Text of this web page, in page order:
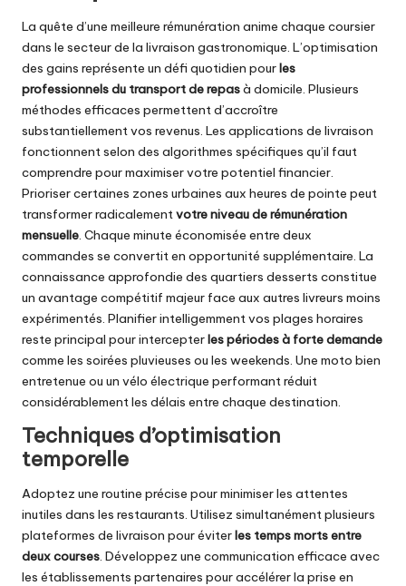
La quête d’une meilleure rémunération anime chaque coursier
dans le secteur de la livraison gastronomique. L’optimisation
des gains représente un défi quotidien pourles
professionnels du transport de repasà domicile. Plusieurs
méthodes efficaces permettent d’accroître
substantiellement vos revenus. Les applications de livraison
fonctionnent selon des algorithmes spécifiques qu’il faut
comprendre pour maximiser votre potentiel financier.
Prioriser certaines zones urbaines aux heures de pointe peut
transformer radicalement votre niveau de rémunération
mensuelle . Chaque minute économisée entre deux
commandes se convertit en opportunité supplémentaire. La
connaissance approfondie des quartiers desserts constitue
un avantage compétitif majeur face aux autres livreurs moins
expérimentés. Planifier intelligemment vos plages horaires
reste principal pour intercepterles périodes à forte demande
comme les soirées pluvieuses ou les weekends. Une moto bien
entretenue ou un vélo électrique performant réduit
considérablement les délais entre chaque destination.
Techniques d’optimisation
temporelle
Adoptez une routine précise pour minimiser les attentes
inutiles dans les restaurants. Utilisez simultanément plusieurs
plateformes de livraison pour éviterles temps morts entre
deux courses. Développez une communication efficace avec
les établissements partenaires pour accélérer la prise en